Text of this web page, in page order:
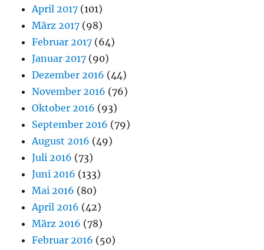
April 2017 (101)
März 2017 (98)
Februar 2017 (64)
Januar 2017 (90)
Dezember 2016 (44)
November 2016 (76)
Oktober 2016 (93)
September 2016 (79)
August 2016 (49)
Juli 2016 (73)
Juni 2016 (133)
Mai 2016 (80)
April 2016 (42)
März 2016 (78)
Februar 2016 (50)